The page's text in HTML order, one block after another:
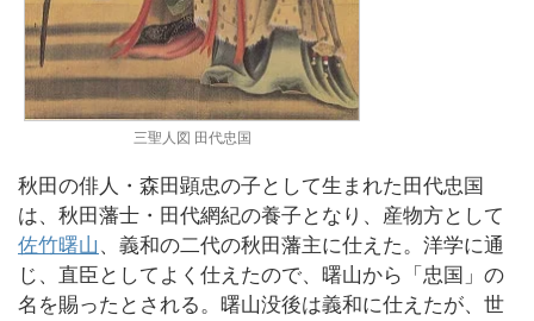
三聖人図 田代忠国
秋田の俳人・森田顕忠の子として生まれた田代忠国
は、秋田藩士・田代網紀の養子となり、産物方として
佐竹曙山 、義和の二代の秋田藩主に仕えた。洋学に通
じ、直臣としてよく仕えたので、曙山から「忠国」の
名を賜ったとされる。曙山没後は義和に仕えたが、世